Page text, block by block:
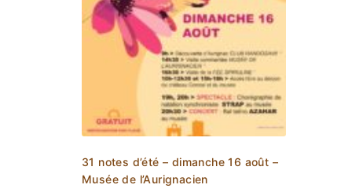
31 notes d’été – dimanche 16 août –
Musée de l’Aurignacien